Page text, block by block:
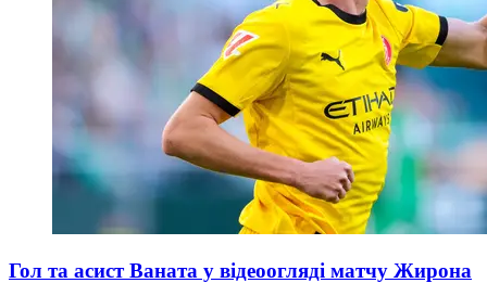
Гол та асист Ваната у відеоогляді матчу Жирона